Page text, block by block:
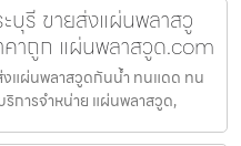
บุรี ขายส่งแผ่นพลาสวู
าถูก แผ่นพลาสวูด.com
งแผ่นพลาสวูดกันน้ำ ทนแดด ทน
การจำหน่าย แผ่นพลาสวูด,